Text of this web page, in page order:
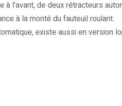
l’avant, de deux rétracteurs
à la monté du fauteuil roulant.
existe aussi en version